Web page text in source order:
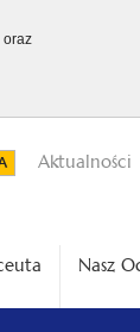
oraz
Aktualności
Nasz